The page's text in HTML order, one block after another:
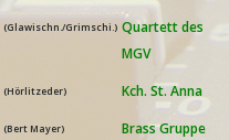
(Glawischn./Grimschi.) Quartett des
MGV
(Hörlitzeder) Kch. St. Anna
(Bert Mayer)
Brass Gruppe